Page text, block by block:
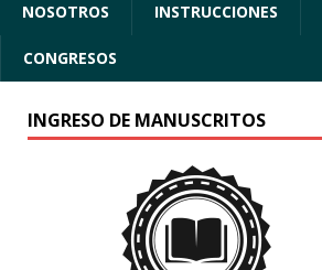
NOSOTROS INSTRUCCIONES
CONGRESOS
INGRESO DE MANUSCRITOS